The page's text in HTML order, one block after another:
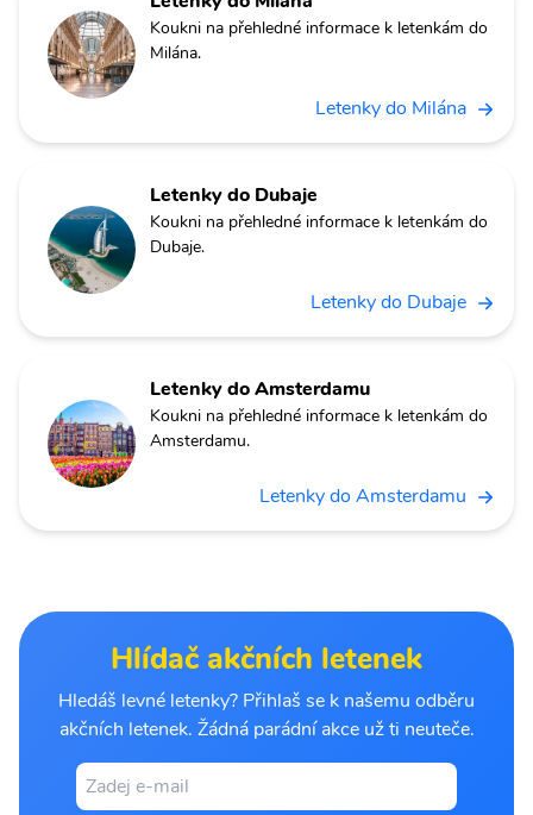
Koukni na přehledné informace k letenkám do
Milána.
Letenky do Milána
Letenky do Dubaje
Koukni na přehledné informace k letenkám do
Dubaje.
Letenky do Dubaje
Letenky do Amsterdamu
Koukni na přehledné informace k letenkám do
Amsterdamu.
Letenky do Amsterdamu
Hlídač akčních letenek
Hledáš levné letenky? Přihlaš se k našemu odběru
akčních letenek. Žádná parádní akce už ti neuteče.